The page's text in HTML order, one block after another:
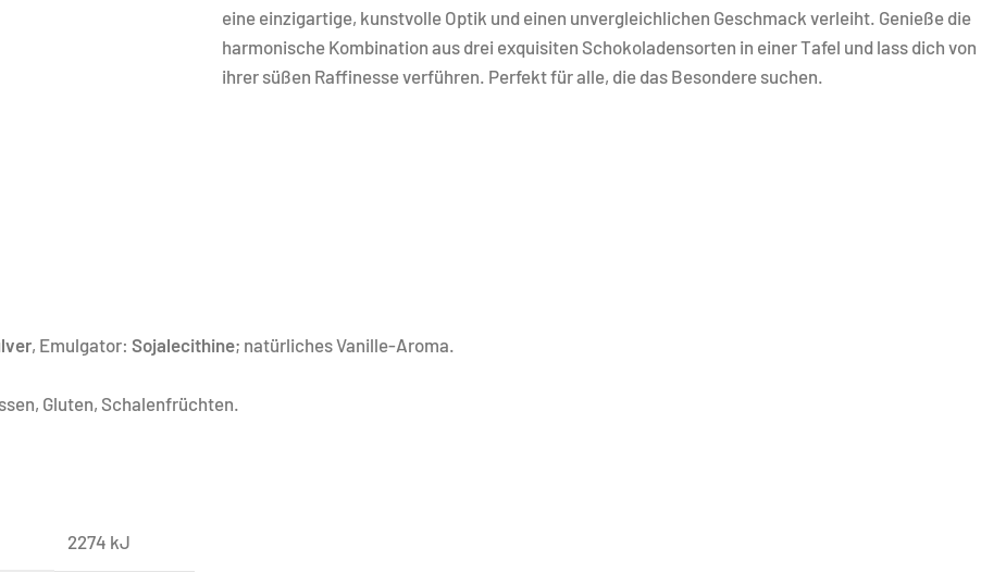
eine einzigartige, kunstvolle Optik und einen unvergleichlichen Geschmack verleiht. Genieße die
harmonische Kombination aus drei exquisiten Schokoladensorten in einer Tafel und lass dich von
ihrer süßen Raffinesse verführen. Perfekt für alle, die das Besondere suchen.
, Emulgator: Sojalecithine; natürliches Vanille-Aroma.
Gluten, Schalenfrüchten.
2274 kJ